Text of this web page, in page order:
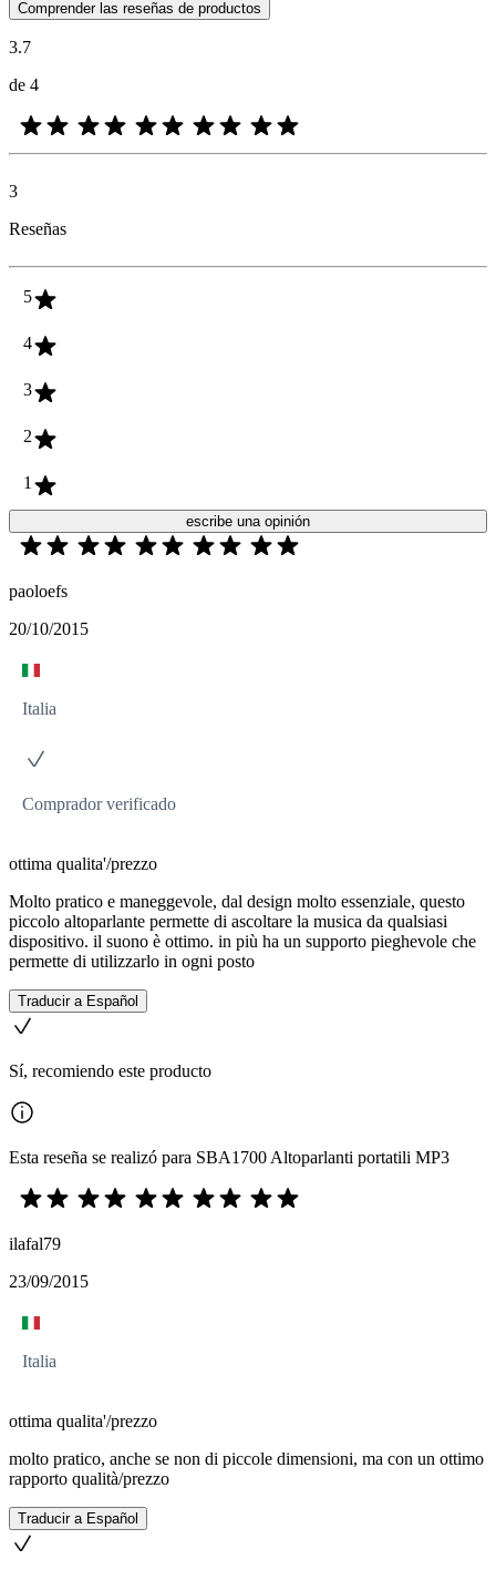
Las opiniones de los clientes en forma de reseñas de productos y
Comprender las reseñas de productos
3.7
de 4
3
Reseñas
5
4
3
2
1
escribe una opinión
paoloefs
20/10/2015
Italia
Comprador verificado
ottima qualita'/prezzo
Molto pratico e maneggevole, dal design molto essenziale, questo
piccolo altoparlante permette di ascoltare la musica da qualsiasi
dispositivo. il suono è ottimo. in più ha un supporto pieghevole che
permette di utilizzarlo in ogni posto
Traducir a Español
Sí, recomiendo este producto
Esta reseña se realizó para SBA1700 Altoparlanti portatili MP3
ilafal79
23/09/2015
Italia
ottima qualita'/prezzo
molto pratico, anche se non di piccole dimensioni, ma con un ottimo
rapporto qualità/prezzo
Traducir a Español